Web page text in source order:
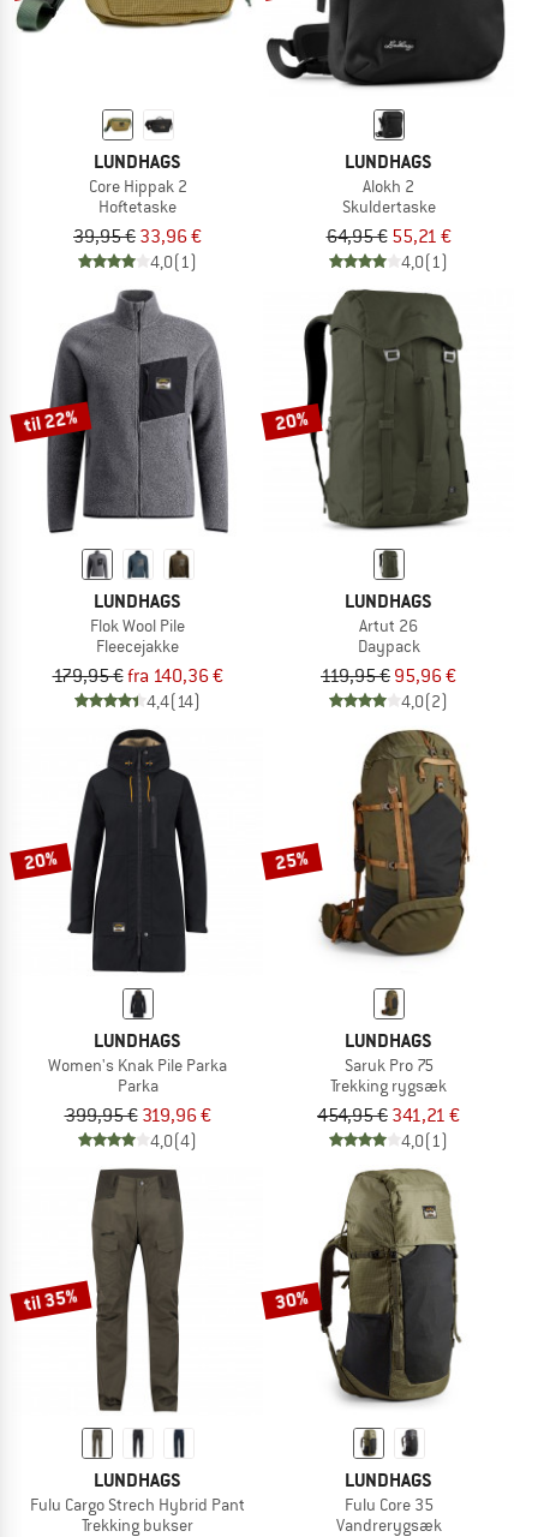
LUNDHAGS
Core Hippak 2
Hoftetaske
39,95 € 33,96 €
4,0(1)
LUNDHAGS
Alokh 2
Skuldertaske
64,95 € 55,21 €
4,0(1)
til 22%
LUNDHAGS
Flok Wool Pile
Fleecejakke
179,95 €fra 140,36 €
4,4(14)
20%
LUNDHAGS
Artut 26
Daypack
119,95 € 95,96 €
4,0(2)
20%
LUNDHAGS
Women's Knak Pile Parka
Parka
399,95 € 319,96 €
4,0(4)
25%
LUNDHAGS
Saruk Pro 75
Trekking rygsæk
454,95 € 341,21 €
4,0(1)
til 35%
LUNDHAGS
Fulu Cargo Strech Hybrid Pant
Trekking bukser
30%
LUNDHAGS
Fulu Core 35
Vandrerygsæk